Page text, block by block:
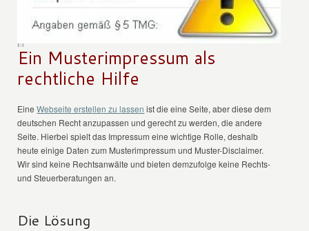
Ein Musterimpressum als
rechtliche Hilfe
EineWebseite erstellen zu lassen ist die eine Seite, aber diese dem
deutschen Recht anzupassen und gerecht zu werden, die andere
Seite. Hierbei spielt das Impressum eine wichtige Rolle, deshalb
heute einige Daten zum Musterimpressum und Muster-Disclaimer.
Wir sind keine Rechtsanwälte und bieten demzufolge keine Rechts-
und Steuerberatungen an.
Die Lösung